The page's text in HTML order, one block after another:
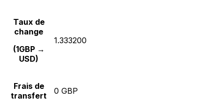
Taux de
change
(1GBP →
USD)
1.333200
Frais de
transfert
0 GBP